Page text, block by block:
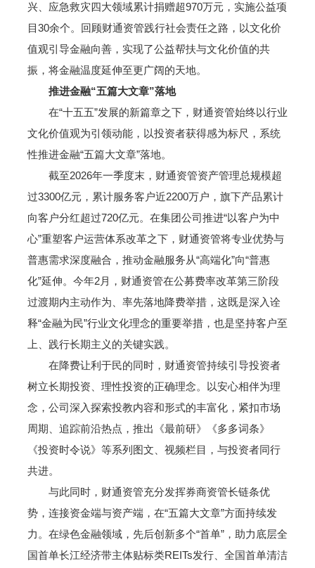
兴、应急救灾四大领域累计捐赠超970万元，实施公益项
目30余个。回顾财通资管践行社会责任之路，以文化价
值观引导金融向善，实现了公益帮扶与文化价值的共
振，将金融温度延伸至更广阔的天地。
推进金融“五篇大文章”落地
在“十五五”发展的新篇章之下，财通资管始终以行业
文化价值观为引领动能，以投资者获得感为标尺，系统
性推进金融“五篇大文章”落地。
截至2026年一季度末，财通资管资产管理总规模超
过3300亿元，累计服务客户近2200万户，旗下产品累计
向客户分红超过720亿元。在集团公司推进“以客户为中
心”重塑客户运营体系改革之下，财通资管将专业优势与
普惠需求深度融合，推动金融服务从“高端化”向“普惠
化”延伸。今年2月，财通资管在公募费率改革第三阶段
过渡期内主动作为、率先落地降费举措，这既是深入诠
释“金融为民”行业文化理念的重要举措，也是坚持客户至
上、践行长期主义的关键实践。
在降费让利于民的同时，财通资管持续引导投资者
树立长期投资、理性投资的正确理念。以安心相伴为理
念，公司深入探索投教内容和形式的丰富化，紧扣市场
周期、追踪前沿热点，推出《最前研》《多多词条》
《投资时令说》等系列图文、视频栏目，与投资者同行
共进。
与此同时，财通资管充分发挥券商资管长链条优
势，连接资金端与资产端，在“五篇大文章”方面持续发
力。在绿色金融领域，先后创新多个“首单”，助力底层全
国首单长江经济带主体贴标类REITs发行、全国首单清洁